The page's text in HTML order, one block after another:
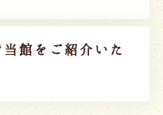
当館をご紹介いた